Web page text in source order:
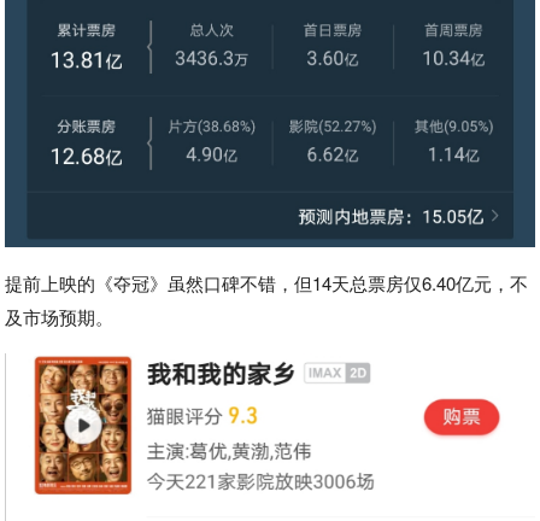
提前上映的《夺冠》虽然口碑不错，但14天总票房仅6.40亿元，不
及市场预期。